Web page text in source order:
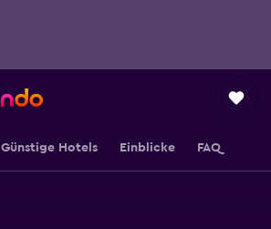
Günstige Hotels Einblicke FAQ